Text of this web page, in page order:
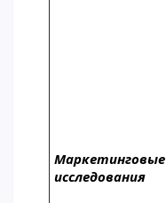
Маркетинговые
исследования